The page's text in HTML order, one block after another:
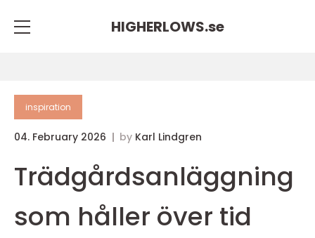
HIGHERLOWS.se
inspiration
04. February 2026 by Karl Lindgren
Trädgårdsanläggning
som håller över tid